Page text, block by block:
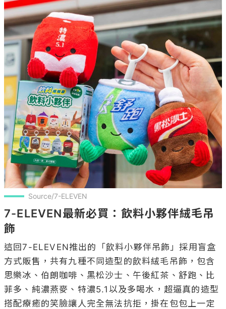
Source/7-ELEVEN
7-ELEVEN最新必買：飲料小夥伴絨毛吊
飾
這回7-ELEVEN推出的「飲料小夥伴吊飾」採用盲盒
方式販售，共有九種不同造型的飲料絨毛吊飾，包含
思樂冰、伯朗咖啡、黑松沙士、午後紅茶、舒跑、比
菲多、純濃燕麥、特濃5.1以及多喝水，超逼真的造型
搭配療癒的笑臉讓人完全無法抗拒，掛在包包上一定